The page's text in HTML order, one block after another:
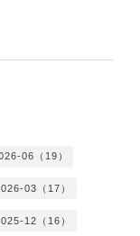
06（19）
03（17）
12（16）